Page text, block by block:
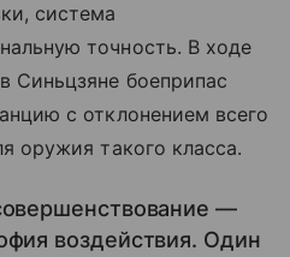
система
точность. В ходе
Синьцзяне боеприпас
с отклонением всего
оружия такого класса.
—
воздействия. Один